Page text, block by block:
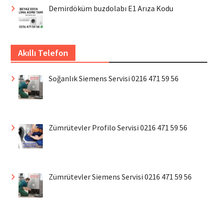
Demirdöküm buzdolabı E1 Arıza Kodu
Akıllı Telefon
Soğanlık Siemens Servisi 0216 471 59 56
Zümrütevler Profilo Servisi 0216 471 59 56
Zümrütevler Siemens Servisi 0216 471 59 56